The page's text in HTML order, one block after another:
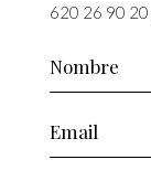
620 26 90 20